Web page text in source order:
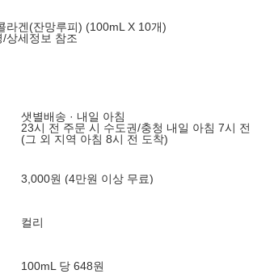
라겐(잔망루피) (100mL X 10개)
/상세정보 참조
샛별배송 · 내일 아침
23시 전 주문 시 수도권/충청 내일 아침 7시
(그 외 지역 아침 8시 전 도착)
3,000원 (4만원 이상 무료)
컬리
100mL 당 648원